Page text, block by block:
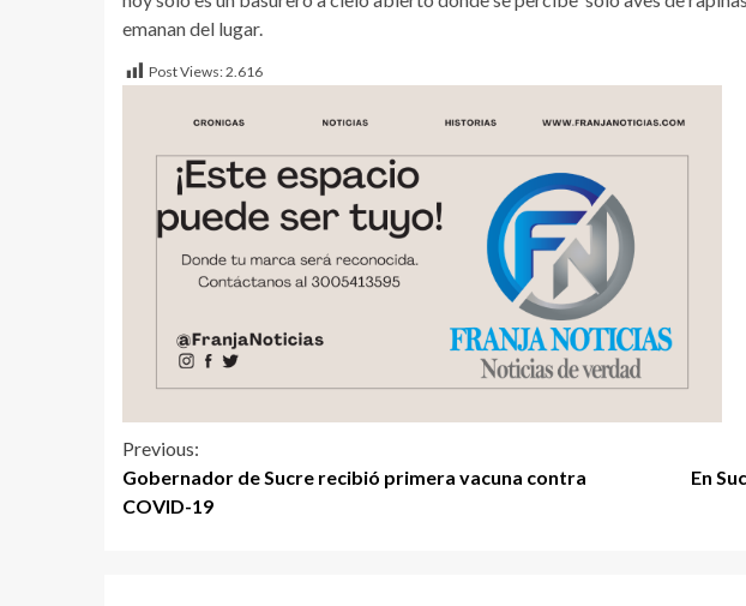
emanan del lugar.
Post Views:2.616
Previous:
Gobernador de Sucre recibió primera vacuna contra
COVID-19
En